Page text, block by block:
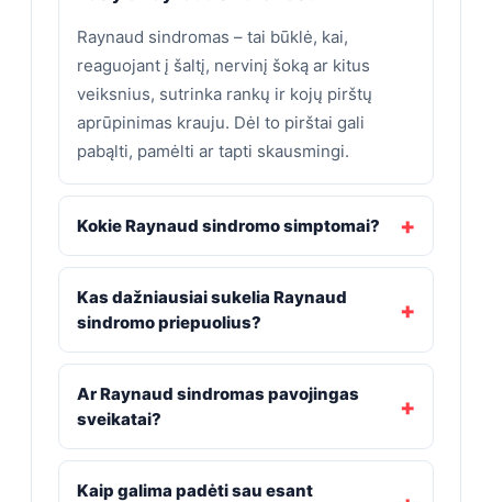
Raynaud sindromas – tai būklė, kai,
reaguojant į šaltį, nervinį šoką ar kitus
veiksnius, sutrinka rankų ir kojų pirštų
aprūpinimas krauju. Dėl to pirštai gali
pabąlti, pamėlti ar tapti skausmingi.
Kokie Raynaud sindromo simptomai?
Kas dažniausiai sukelia Raynaud
sindromo priepuolius?
Ar Raynaud sindromas pavojingas
sveikatai?
Kaip galima padėti sau esant